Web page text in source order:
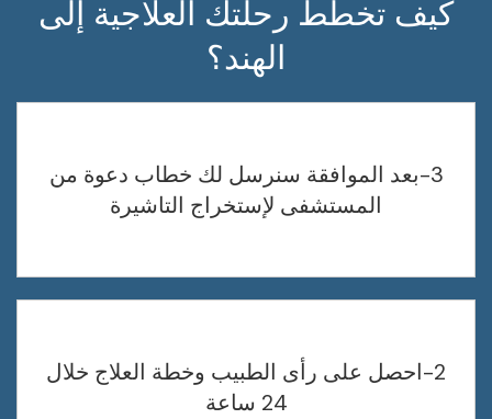
كيف تخطط رحلتك العلاجية إلى
الهند؟
3-بعد الموافقة سنرسل لك خطاب دعوة من
المستشفى لإستخراج التاشيرة
2-احصل على رأى الطبيب وخطة العلاج خلال
24 ساعة